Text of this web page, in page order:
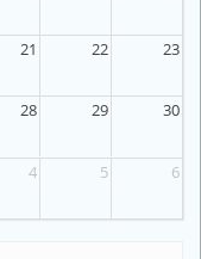
21 22 23
28 29 30
4 5 6